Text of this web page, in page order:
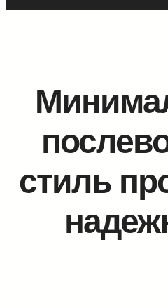
стиль